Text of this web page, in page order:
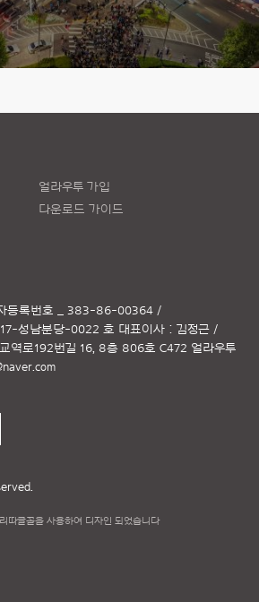
얼라우투 가입
다운로드 가이드
등록번호 _ 383-86-00364 /
성남분당-0022 호 대표이사 : 김정근 /
역로192번길 16, 8층 806호 C472 얼라우투
따글꼴을 사용하여 디자인 되었습니다